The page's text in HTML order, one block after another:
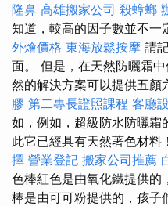
隆鼻 高雄搬家公司 殺蟑螂
知道，較高的因子數並不一
外燴價格 東海放鬆按摩 請
面。 但是，在天然防曬霜
然的解決方案可以提供五顏
膠 第二專長證照課程 客廳
如，例如，超級防水防曬霜
此它已經具有天然著色材料
擇 營業登記 搬家公司推薦
色棒紅色是由氧化鐵提供的
棒是由可可粉提供的，孩子